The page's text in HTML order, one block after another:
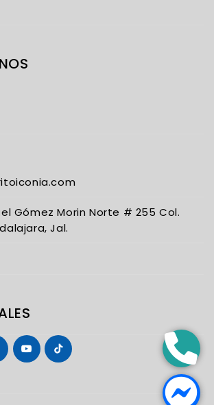
Gómez Morin Norte # 255 Col.
Jal.